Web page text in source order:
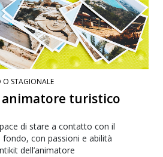
O STAGIONALE
animatore turistico
di stare a contatto con il
con passioni e abilità
dell’animatore